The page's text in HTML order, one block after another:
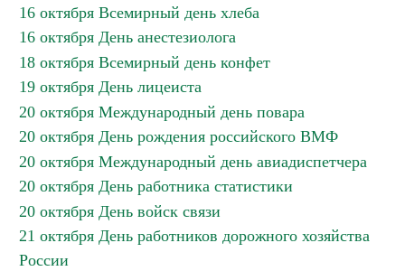
16 октября Всемирный день хлеба
16 октября День анестезиолога
18 октября Всемирный день конфет
19 октября День лицеиста
20 октября Международный день повара
20 октября День рождения российского ВМФ
20 октября Международный день авиадиспетчера
20 октября День работника статистики
20 октября День войск связи
21 октября День работников дорожного хозяйства
России